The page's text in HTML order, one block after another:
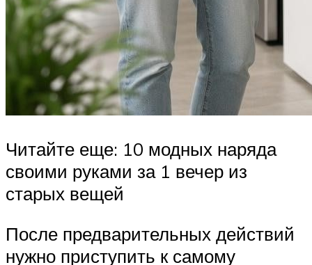
Читайте еще: 10 модных наряда
своими руками за 1 вечер из
старых вещей
После предварительных действий
нужно приступить к самому